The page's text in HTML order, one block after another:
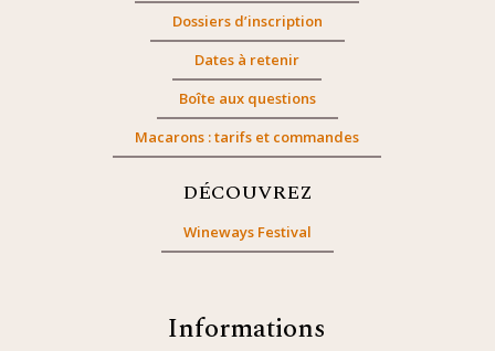
Dossiers d’inscription
Dates à retenir
Boîte aux questions
Macarons : tarifs et commandes
DÉCOUVREZ
Wineways Festival
Informations